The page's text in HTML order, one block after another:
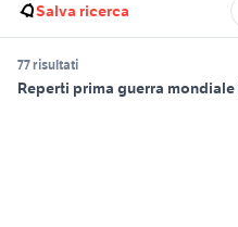
Salva ricerca
77 risultati
Reperti prima guerra